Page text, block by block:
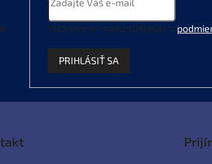
Vložením e-mailu súhlasíte s
PRIHLÁSIŤ SA